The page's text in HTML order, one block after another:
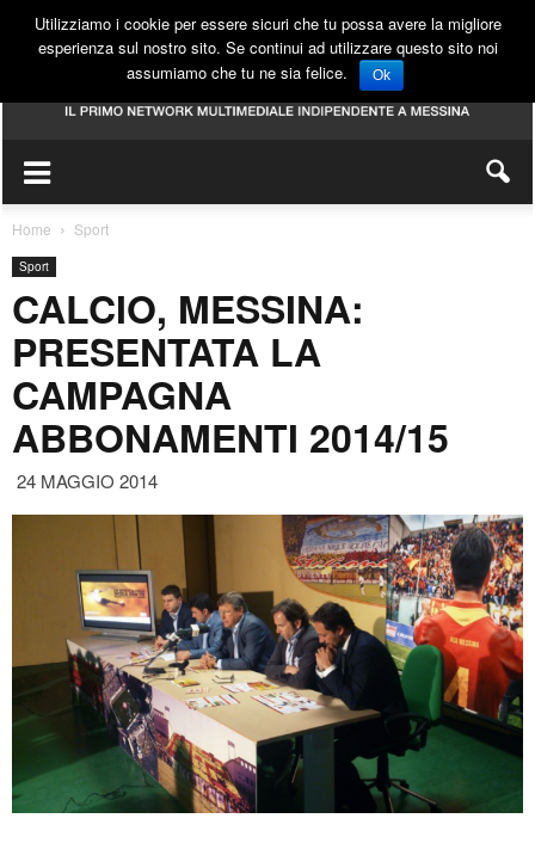
Home Sport
Sport
CALCIO, MESSINA:
PRESENTATA LA
CAMPAGNA
ABBONAMENTI 2014/15
24 MAGGIO 2014
Utilizziamo i cookie per essere sicuri che tu possa avere la migliore
esperienza sul nostro sito. Se continui ad utilizzare questo sito noi
assumiamo che tu ne sia felice.
Ok